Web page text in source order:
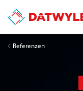
Referenzen